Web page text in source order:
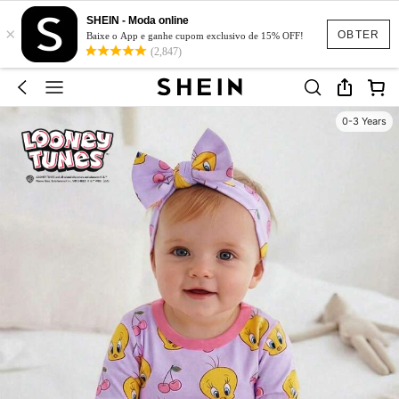
OBTER
×
SHEIN - Moda online
Baixe o App e ganhe cupom exclusivo de 15% OFF!
(2,847)
0-3 Years